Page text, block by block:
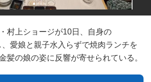
村上ショージが10日、自身の
、愛娘と親子水入らずで焼肉ランチを
髪の娘の姿に反響が寄せられている。